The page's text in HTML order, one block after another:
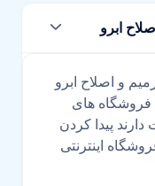
ابرو
و اصلاح ابرو
فروشگاه های
پیدا کردن
اینترنتی